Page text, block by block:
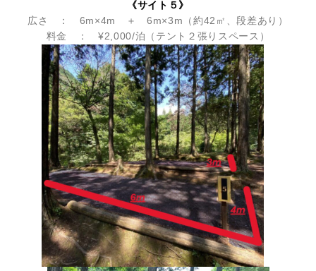
《サイト５》
広さ ： 6m×4m ＋ 6m×3m（約42㎡、段差あり）
料金 ： ¥2,000/泊（テント２張りスペース）